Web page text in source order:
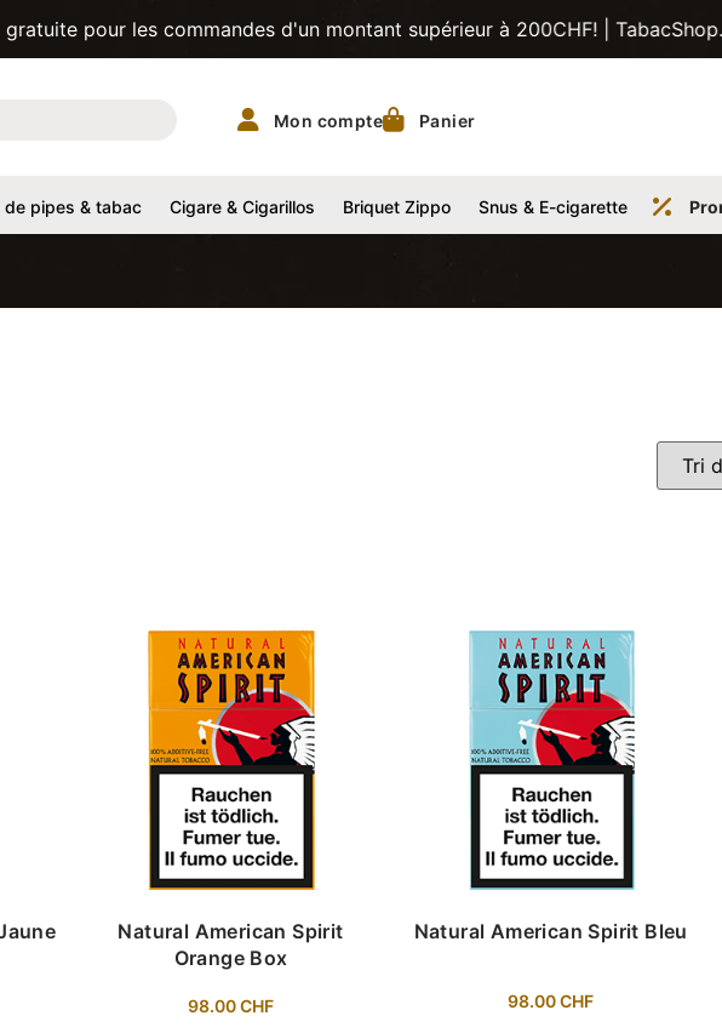
les commandes d'un montant supérieur à 200CHF! | TabacShop.ch |
Mon compte Panier
de pipes & tabac Cigare & Cigarillos Briquet Zippo Snus & E-cigarette
Natural American Spirit
Orange Box
98.00CHF
Natural American Spirit Bleu
98.00CHF